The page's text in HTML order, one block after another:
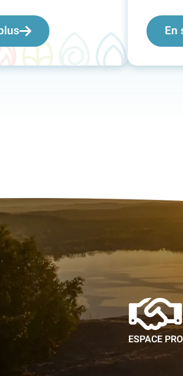
En
ESPACE PRO